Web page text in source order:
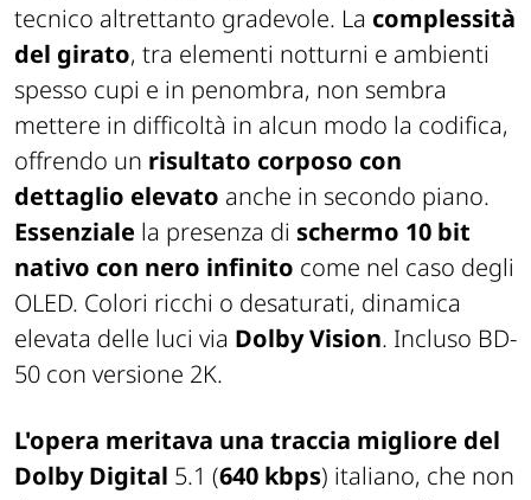
tecnico altrettanto gradevole. La complessità
del girato, tra elementi notturni e ambienti
spesso cupi e in penombra, non sembra
mettere in difficoltà in alcun modo la codifica,
offrendo un risultato corposo con
dettaglio elevato anche in secondo piano.
Essenziale la presenza di schermo 10 bit
nativo con nero infinito come nel caso degli
OLED. Colori ricchi o desaturati, dinamica
elevata delle luci via Dolby Vision. Incluso BD-
50 con versione 2K.
L'opera meritava una traccia migliore del
Dolby Digital 5.1 (640 kbps) italiano, che non